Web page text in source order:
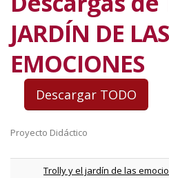
JARDÍN DE LAS
EMOCIONES
Proyecto Didáctico
Trolly y el jardín de las